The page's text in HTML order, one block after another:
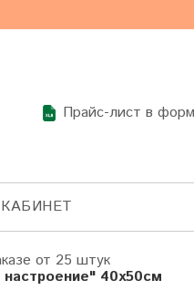
Прайс-лист в
от 25 штук
40х50см